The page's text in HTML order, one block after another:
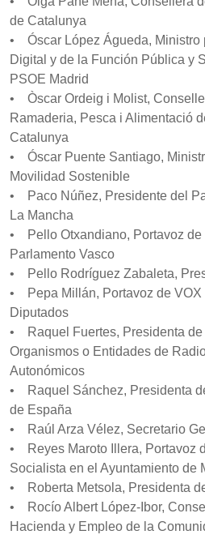
de Catalunya
• Óscar López Águeda, Ministro
Digital y de la Función Pública y
PSOE Madrid
• Òscar Ordeig i Molist,
Ramaderia, Pesca i Alimentació
Catalunya
• Óscar Puente Santiago,
Movilidad Sostenible
• Paco Núñez, Presidente del
La Mancha
• Pello Otxandiano, Portavoz de
Parlamento Vasco
• Pello Rodríguez Zabaleta,
• Pepa Millán, Portavoz de VOX
Diputados
• Raquel Fuertes, Presidenta de
Organismos o Entidades de
Autonómicos
• Raquel Sánchez, Presidenta
de España
• Raúl Arza Vélez, Secretario
• Reyes Maroto Illera, Portavoz
Socialista en el Ayuntamiento de
• Roberta Metsola, Presidenta
• Rocío Albert López-Ibor,
Hacienda y Empleo de la